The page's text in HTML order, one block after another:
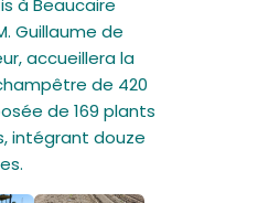
à Beaucaire
Guillaume de
accueillera la
de 420
de 169 plants
intégrant douze